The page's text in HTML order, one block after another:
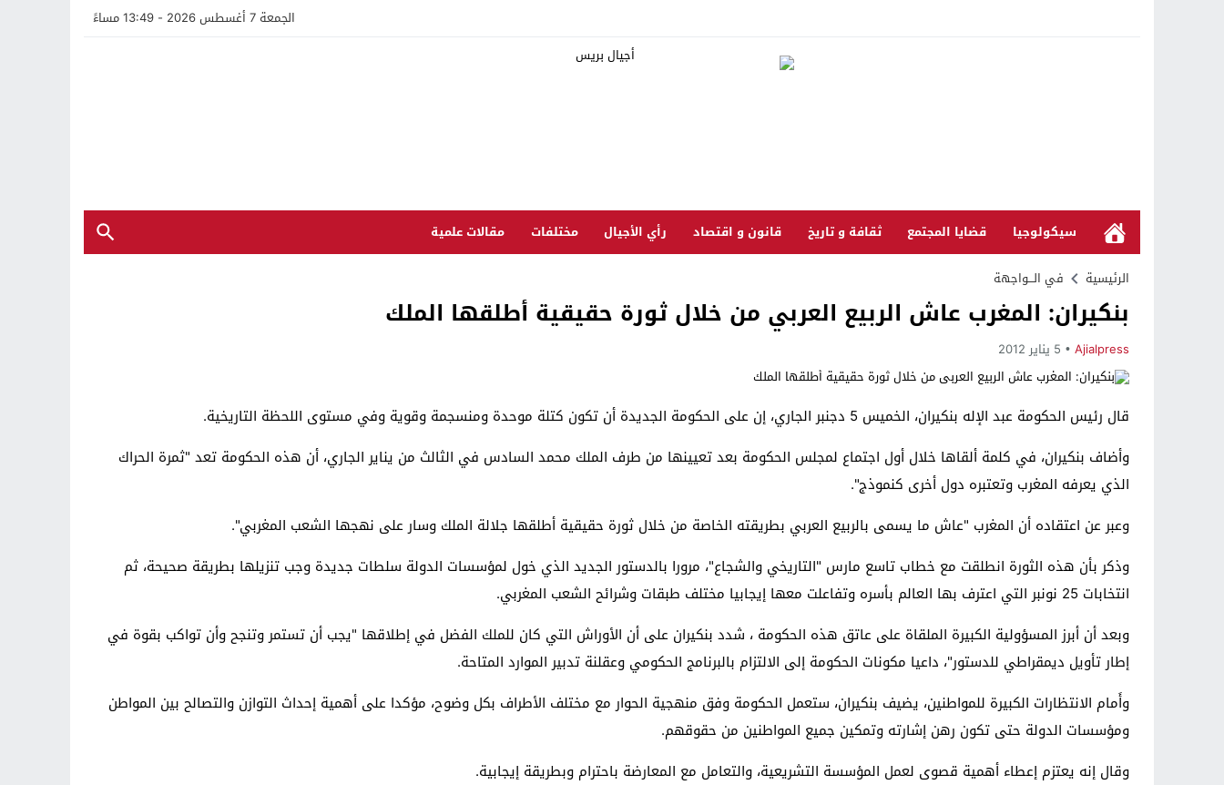
الجمعة 7 أغسطس 2026 - 13:49 مساءً
سيكولوجيا قضايا المجتمع ثقافة و تاريخ قانون و اقتصاد رأي الأجيال مختلفات مقالات علمية
الرئيسية في الـــواجهة
بنكيران: المغرب عاش الربيع العربي من خلال ثورة حقيقية أطلقها الملك
Ajialpress 5 يناير 2012
قال رئيس الحكومة عبد الإله بنكيران، الخميس 5 دجنبر الجاري، إن على الحكومة الجديدة أن تكون كتلة موحدة ومنسجمة وقوية وفي مستوى اللحظة التاريخية.
وأضاف بنكيران، في كلمة ألقاها خلال أول اجتماع لمجلس الحكومة بعد تعيينها من طرف الملك محمد السادس في الثالث من يناير الجاري، أن هذه الحكومة تعد "ثمرة الحراك
الذي يعرفه المغرب وتعتبره دول أخرى كنموذج".
وعبر عن اعتقاده أن المغرب "عاش ما يسمى بالربيع العربي بطريقته الخاصة من خلال ثورة حقيقية أطلقها جلالة الملك وسار على نهجها الشعب المغربي".
وذكر بأن هذه الثورة انطلقت مع خطاب تاسع مارس "التاريخي والشجاع"، مرورا بالدستور الجديد الذي خول لمؤسسات الدولة سلطات جديدة وجب تنزيلها بطريقة صحيحة، ثم
انتخابات 25 نونبر التي اعترف بها العالم بأسره وتفاعلت معها إيجابيا مختلف طبقات وشرائح الشعب المغربي.
وبعد أن أبرز المسؤولية الكبيرة الملقاة على عاتق هذه الحكومة ، شدد بنكيران على أن الأوراش التي كان للملك الفضل في إطلاقها "يجب أن تستمر وتنجح وأن تواكب بقوة في
إطار تأويل ديمقراطي للدستور"، داعيا مكونات الحكومة إلى الالتزام بالبرنامج الحكومي وعقلنة تدبير الموارد المتاحة.
وأَمام الانتظارات الكبيرة للمواطنين، يضيف بنكيران، ستعمل الحكومة وفق منهجية الحوار مع مختلف الأطراف بكل وضوح، مؤكدا على أهمية إحداث التوازن والتصالح بين المواطن
ومؤسسات الدولة حتى تكون رهن إشارته وتمكين جميع المواطنين من حقوقهم.
وقال إنه يعتزم إعطاء أهمية قصوى لعمل المؤسسة التشريعية، والتعامل مع المعارضة باحترام وبطريقة إيجابية.